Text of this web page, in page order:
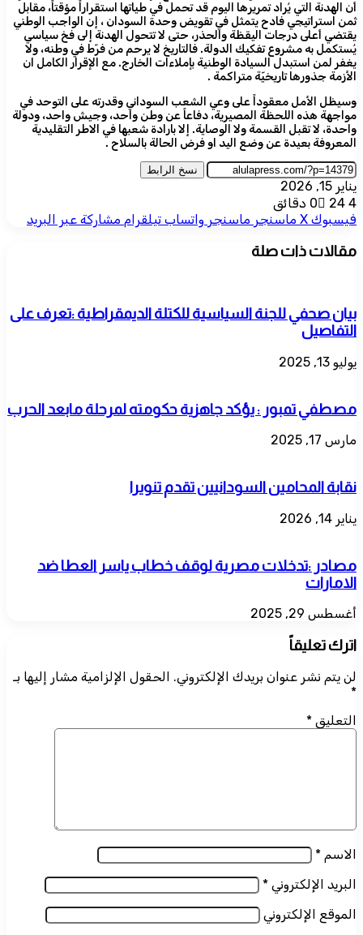
أن الهدنة التي يُراد تمريرها اليوم قد تحمل في طياتها استقراراً مؤقتاً، مقابل
ثمن استراتيجي فادح يتمثل في تقويض وحدة السودان ، إن الواجب الوطني
يقتضي أعلى درجات اليقظة والحذر، حتى لا تتحول الهدنة إلى فخ سياسي
يُستكمل به مشروع تفكيك الدولة. فالتاريخ لا يرحم من فرّط في وطنه، ولا
يغفر لمن استبدل السيادة الوطنية بإملاءات الخارج. مع الإقرار الكامل ان
الأزمة جذورها تاريخيّة متراكمة .
وسيظل الأمل معقوداً على وعي الشعب السوداني وقدرته على التوحد في
مواجهة هذه اللحظة المصيرية، دفاعاً عن وطن واحد، وجيش واحد، ودولة
واحدة، لا تقبل القسمة ولا الوصاية. إلا بارادة شعبها في الاطر التقليدية
المعروفة بعيدة عن وضع اليد او فرض الحالة بالسلاح .
نسخ الرابط
يناير 15, 2026
0
24 4 دقائق
فيسبوك ‫X ماسنجر ماسنجر واتساب تيلقرام مشاركة عبر البريد
مقالات ذات صلة
ﺑﯿﺎن صحفي للجنة اﻟﺴﯿﺎﺳﯿﺔ ﻟﻠﻜﺘﻠﺔ اﻟﺪﯾﻤﻘﺮاطﯿﺔ :تعرف على
التفاصيل
يوليو 13, 2025
مصطفي تمبور : يؤكد جاهزية حكومته لمرحلة مابعد الحرب
مارس 17, 2025
نقابة المحامين السودانيين تقدم تنويرا
يناير 14, 2026
مصادر :تدخلات مصرية لوقف خطاب ياسر العطا ضد
الامارات
أغسطس 29, 2025
اترك تعليقاً
لن يتم نشر عنوان بريدك الإلكتروني. الحقول الإلزامية مشار إليها بـ
*
التعليق *
الاسم *
البريد الإلكتروني *
الموقع الإلكتروني